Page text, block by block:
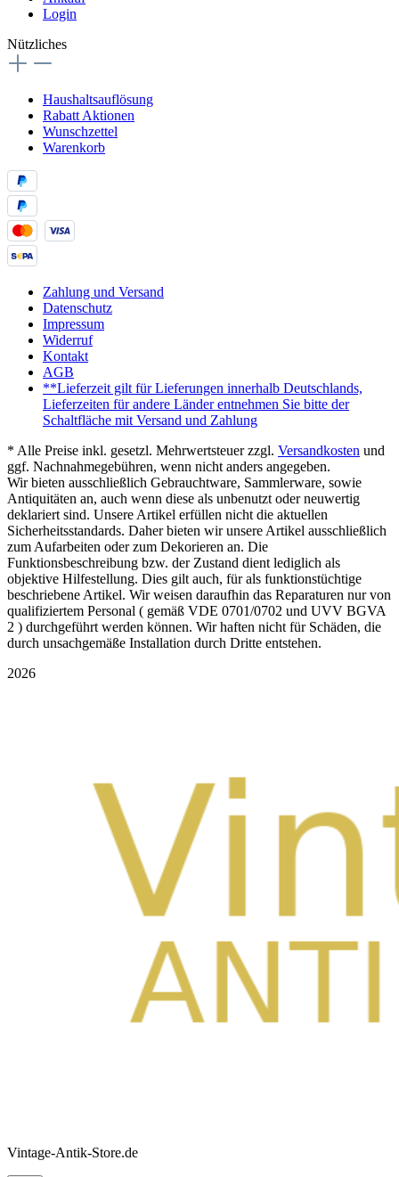
Login
Nützliches
Haushaltsauflösung
Rabatt Aktionen
Wunschzettel
Warenkorb
Zahlung und Versand
Datenschutz
Impressum
Widerruf
Kontakt
AGB
**Lieferzeit gilt für Lieferungen innerhalb Deutschlands,
Lieferzeiten für andere Länder entnehmen Sie bitte der
Schaltfläche mit Versand und Zahlung
* Alle Preise inkl. gesetzl. Mehrwertsteuer zzgl. Versandkosten und
ggf. Nachnahmegebühren, wenn nicht anders angegeben.
Wir bieten ausschließlich Gebrauchtware, Sammlerware, sowie
Antiquitäten an, auch wenn diese als unbenutzt oder neuwertig
deklariert sind. Unsere Artikel erfüllen nicht die aktuellen
Sicherheitsstandards. Daher bieten wir unsere Artikel ausschließlich
zum Aufarbeiten oder zum Dekorieren an. Die
Funktionsbeschreibung bzw. der Zustand dient lediglich als
objektive Hilfestellung. Dies gilt auch, für als funktionstüchtige
beschriebene Artikel. Wir weisen daraufhin das Reparaturen nur von
qualifiziertem Personal ( gemäß VDE 0701/0702 und UVV BGVA
2 ) durchgeführt werden können. Wir haften nicht für Schäden, die
durch unsachgemäße Installation durch Dritte entstehen.
2026
Vintage-Antik-Store.de